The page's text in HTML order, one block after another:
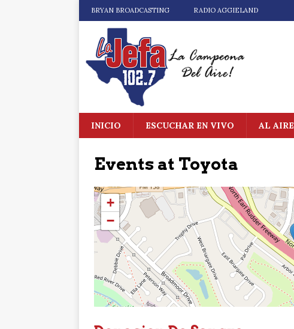
BRYAN BROADCASTING RADIO AGGIELAND
INICIO ESCUCHAR EN VIVO AL AIRE
Events at Toyota
+
−